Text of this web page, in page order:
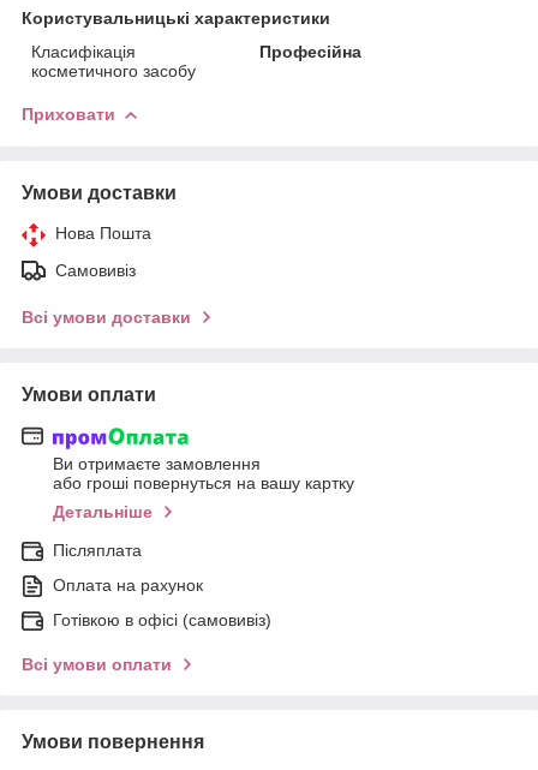
Користувальницькі характеристики
Класифікація
косметичного засобу
Професійна
Приховати
Умови доставки
Нова Пошта
Самовивіз
Всі умови доставки
Умови оплати
Ви отримаєте замовлення
або гроші повернуться на вашу картку
Детальніше
Післяплата
Оплата на рахунок
Готівкою в офісі (самовивіз)
Всі умови оплати
Умови повернення